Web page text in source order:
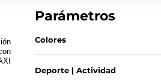
Parámetros
Colores
Deporte | Actividad